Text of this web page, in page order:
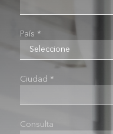
País *
Ciudad *
Consulta